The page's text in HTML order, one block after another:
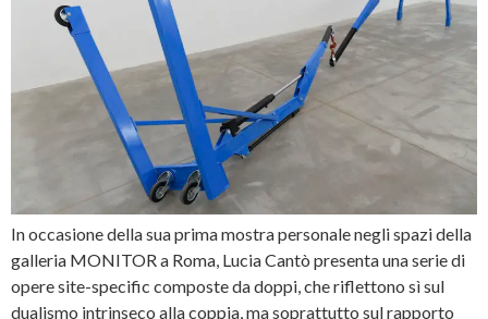
In occasione della sua prima mostra personale negli spazi della
galleria MONITOR a Roma, Lucia Cantò presenta una serie di
opere site-specific composte da doppi, che riflettono sì sul
dualismo intrinseco alla coppia, ma soprattutto sul rapporto